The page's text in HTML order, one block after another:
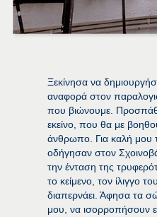
Ξεκίνησα να
αναφορά στον
που βιώνουμε.
εκείνο, που θα με
άνθρωπο. Για καλή μου
οδήγησαν στον
την ένταση της
το κείμενο, τον ίλιγγο
διαπερνάει. Άφησα τα
μου, να ισορροπήσουν